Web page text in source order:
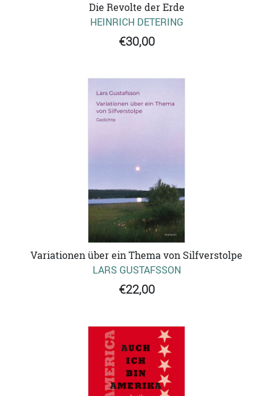
Die Revolte der Erde
HEINRICH DETERING
€30,00
Variationen über ein Thema von Silfverstolpe
LARS GUSTAFSSON
€22,00